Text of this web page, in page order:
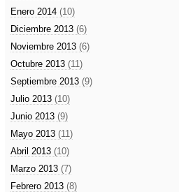
Enero 2014 (10)
Diciembre 2013 (6)
Noviembre 2013 (6)
Octubre 2013 (11)
Septiembre 2013 (9)
Julio 2013 (10)
Junio 2013 (9)
Mayo 2013 (11)
Abril 2013 (10)
Marzo 2013 (7)
Febrero 2013 (8)